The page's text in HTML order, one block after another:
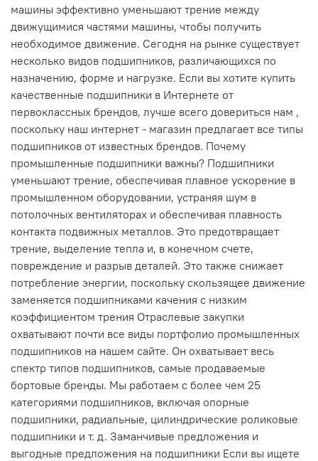
машины эффективно уменьшают трение между
движущимися частями машины, чтобы получить
необходимое движение. Сегодня на рынке существует
несколько видов подшипников, различающихся по
назначению, форме и нагрузке. Если вы хотите купить
качественные подшипники в Интернете от
первоклассных брендов, лучше всего довериться нам ,
поскольку наш интернет - магазин предлагает все типы
подшипников от известных брендов. Почему
промышленные подшипники важны? Подшипники
уменьшают трение, обеспечивая плавное ускорение в
промышленном оборудовании, устраняя шум в
потолочных вентиляторах и обеспечивая плавность
контакта подвижных металлов. Это предотвращает
трение, выделение тепла и, в конечном счете,
повреждение и разрыв деталей. Это также снижает
потребление энергии, поскольку скользящее движение
заменяется подшипниками качения с низким
коэффициентом трения Отраслевые закупки
охватывают почти все виды портфолио промышленных
подшипников на нашем сайте. Он охватывает весь
спектр типов подшипников, самые продаваемые
бортовые бренды. Мы работаем с более чем 25
категориями подшипников, включая опорные
подшипники, радиальные, цилиндрические роликовые
подшипники и т. д. Заманчивые предложения и
выгодные предложения на подшипники Если вы ищете